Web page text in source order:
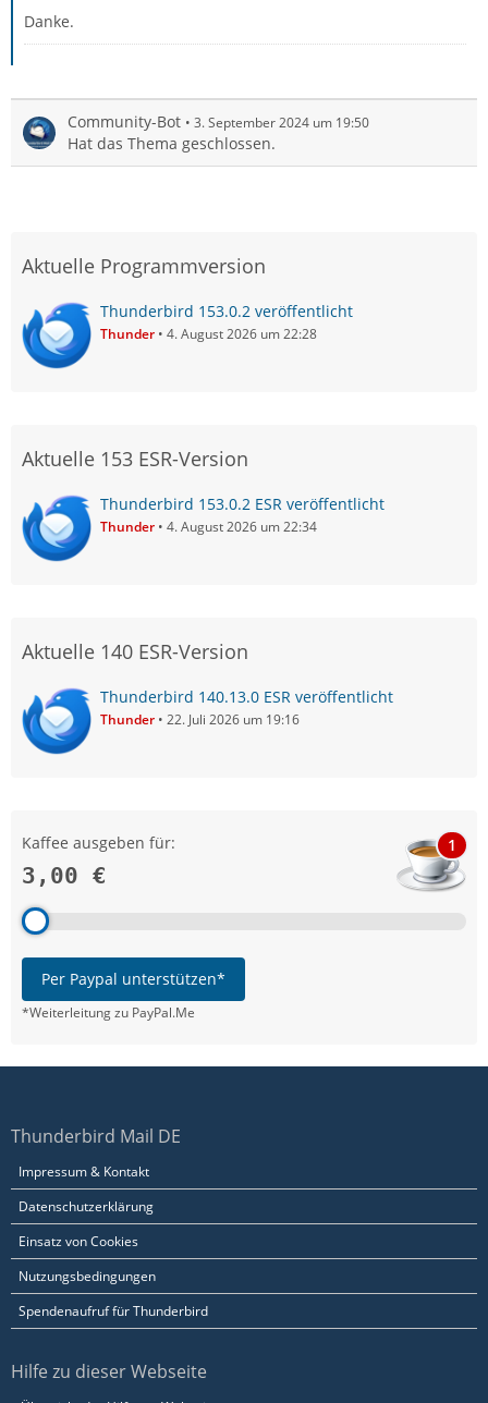
Danke.
Community-Bot 3. September 2024 um 19:50
Hat das Thema geschlossen.
Aktuelle Programmversion
Thunderbird 153.0.2 veröffentlicht
Thunder 4. August 2026 um 22:28
Aktuelle 153 ESR-Version
Thunderbird 153.0.2 ESR veröffentlicht
Thunder 4. August 2026 um 22:34
Aktuelle 140 ESR-Version
Thunderbird 140.13.0 ESR veröffentlicht
Thunder 22. Juli 2026 um 19:16
Kaffee ausgeben für:
3,00 €
1
Per Paypal unterstützen*
*Weiterleitung zu PayPal.Me
Thunderbird Mail DE
Impressum & Kontakt
Datenschutzerklärung
Einsatz von Cookies
Nutzungsbedingungen
Spendenaufruf für Thunderbird
Hilfe zu dieser Webseite